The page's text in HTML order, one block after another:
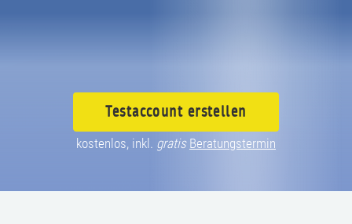
Testaccount erstellen
kostenlos, inkl. gratis Beratungstermin